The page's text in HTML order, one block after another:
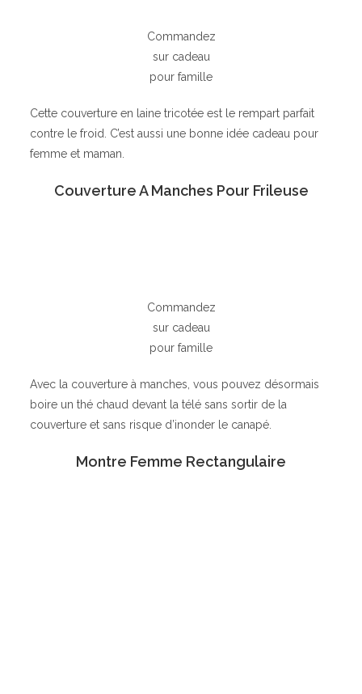
Commandez
sur cadeau
pour famille
Cette couverture en laine tricotée est le rempart parfait
contre le froid. C’est aussi une bonne idée cadeau pour
femme et maman.
Couverture A Manches Pour Frileuse
Commandez
sur cadeau
pour famille
Avec la couverture à manches, vous pouvez désormais
boire un thé chaud devant la télé sans sortir de la
couverture et sans risque d’inonder le canapé.
Montre Femme Rectangulaire